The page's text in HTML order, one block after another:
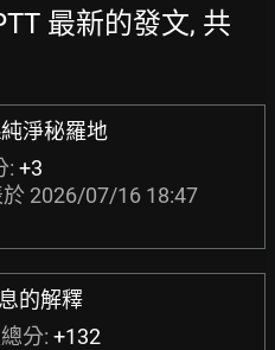
最新的發文, 共
淨秘羅地
: +3
2026/07/16 18:47
的解釋
分: +132